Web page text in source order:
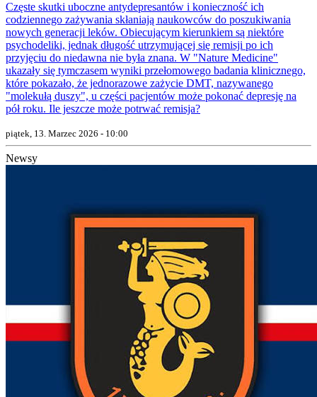
Częste skutki uboczne antydepresantów i konieczność ich
codziennego zażywania skłaniają naukowców do poszukiwania
nowych generacji leków. Obiecującym kierunkiem są niektóre
psychodeliki, jednak długość utrzymującej się remisji po ich
przyjęciu do niedawna nie była znana. W "Nature Medicine"
ukazały się tymczasem wyniki przełomowego badania klinicznego,
które pokazało, że jednorazowe zażycie DMT, nazywanego
"molekułą duszy", u części pacjentów może pokonać depresję na
pół roku. Ile jeszcze może potrwać remisja?
piątek, 13. Marzec 2026 - 10:00
Newsy